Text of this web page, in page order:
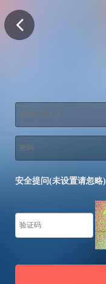
安全提问(未设置请忽略)